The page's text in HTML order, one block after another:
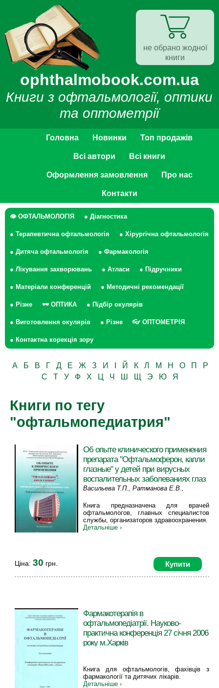
ophthalmobook.com.ua
Книги з офтальмології, оптики
та оптометрії
Головна Новинки Топ продажів
Всі автори Всі книги
Оформлення замовлення Про нас
Контакти
👁 ОФТАЛЬМОЛОГІЯ ● Діагностика
● Терапевтична офтальмологія ● Хірургічна офтальмологія
● Дитяча офтальмологія ● Фармакологія
● Лікування захворювань ● Атласи ● Підручники
● Матеріали конференцій ● Методичні рекомендації
● Різне 🕶 ОПТИКА ● Підбір окулярів
● Виготовлення окулярів ● Різне 👓 ОПТОМЕТРІЯ
● Контактна корекція зору
А Б В Г Д Е Ж З И Й К Л М Н О П
Р
С
Т У Ф Х Ц Ч Ш Щ Э Ю Я
Книги по тегу
"офтальмопедиатрия"
Об опыте клинического применения
препарата "Офтальмоферон, капли
глазные" у детей при вирусных
воспалительных заболеваниях глаз
Васильева Т.П., Ратманова Е.В.,
Е.В.
Книга предназначена для врачей
офтальмологов, главных специалистов
службы, организаторов здравоохранения.
Детальніше ›
Купити
Ціна: 30 грн.
Фармакотерапія в
офтальмопедіатрії. Науково-
практична конференція 27 січня 2006
року м.Харків
Книга для офтальмологів, фахівців з
фармакології та дитячих лікарів.
Детальніше ›
не обрано жодної
книги